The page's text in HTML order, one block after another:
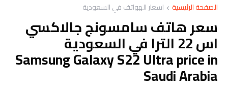
الصفحة الرئيسية اسعار الهواتف في السعودية
سعر هاتف سامسونج جالاكسي
اس 22 الترا في السعودية
Samsung Galaxy S22 Ultra price in
Saudi Arabia